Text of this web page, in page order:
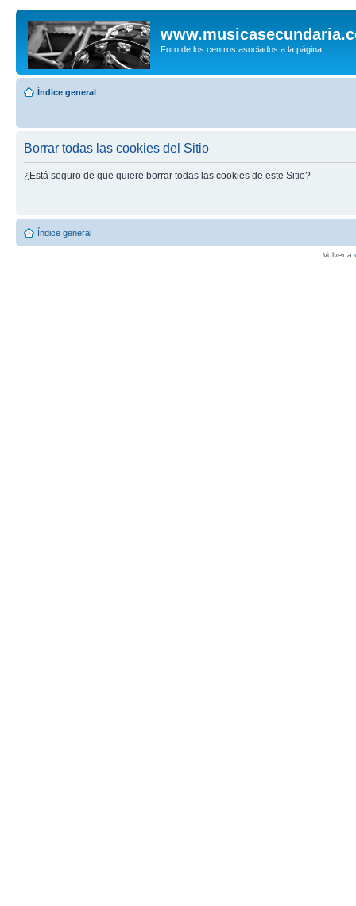
Foro de los centros asociados a la página.
Índice general
Borrar todas las cookies del Sitio
¿Está seguro de que quiere borrar todas las cookies de este Sitio?
Índice general
Volver a